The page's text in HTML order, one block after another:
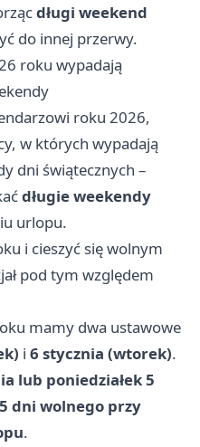
długi weekend
do innej przerwy.
roku wypadają
roku 2026,
w których wypadają
dni świątecznych –
długie weekendy
urlopu.
i cieszyć się wolnym
pod tym względem
mamy dwa ustawowe
i 6 stycznia (wtorek).
lub poniedziałek 5
5 dni wolnego przy
.